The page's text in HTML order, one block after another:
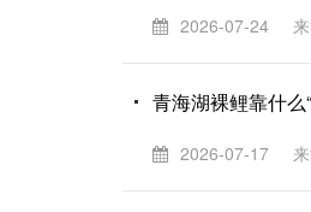
2026-07-24
青海湖裸鲤靠什么
2026-07-17